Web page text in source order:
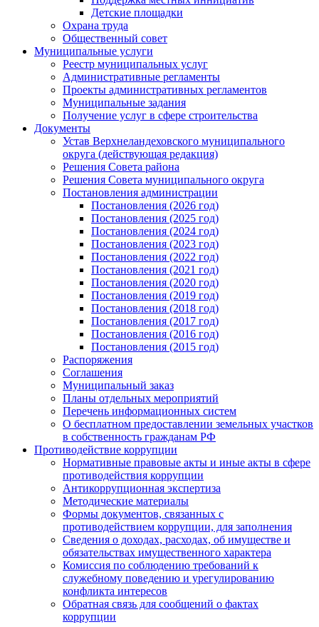
Детские площадки
Охрана труда
Общественный совет
Муниципальные услуги
Реестр муниципальных услуг
Административные регламенты
Проекты административных регламентов
Муниципальные задания
Получение услуг в сфере строительства
Документы
Устав Верхнеландеховского муниципального
округа (действующая редакция)
Решения Совета района
Решения Совета муниципального округа
Постановления администрации
Постановления (2026 год)
Постановления (2025 год)
Постановления (2024 год)
Постановления (2023 год)
Постановления (2022 год)
Постановления (2021 год)
Постановления (2020 год)
Постановления (2019 год)
Постановления (2018 год)
Постановления (2017 год)
Постановления (2016 год)
Постановления (2015 год)
Распоряжения
Соглашения
Муниципальный заказ
Планы отдельных мероприятий
Перечень информационных систем
О бесплатном предоставлении земельных участков
в собственность гражданам РФ
Противодействие коррупции
Нормативные правовые акты и иные акты в сфере
противодействия коррупции
Антикоррупционная экспертиза
Методические материалы
Формы документов, связанных с
противодействием коррупции, для заполнения
Сведения о доходах, расходах, об имуществе и
обязательствах имущественного характера
Комиссия по соблюдению требований к
служебному поведению и урегулированию
конфликта интересов
Обратная связь для сообщений о фактах
коррупции